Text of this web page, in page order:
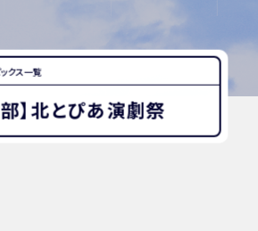
ム
ト
クール
教職員採用
クス一覧
部】北とぴあ演劇祭